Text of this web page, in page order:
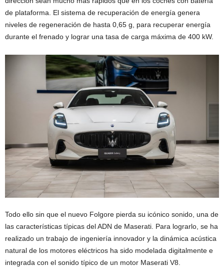
de plataforma. El sistema de recuperación de energía genera
niveles de regeneración de hasta 0,65 g, para recuperar energía
durante el frenado y lograr una tasa de carga máxima de 400 kW.
Todo ello sin que el nuevo Folgore pierda su icónico sonido, una de
las características típicas del ADN de Maserati. Para lograrlo, se ha
realizado un trabajo de ingeniería innovador y la dinámica acústica
natural de los motores eléctricos ha sido modelada digitalmente e
integrada con el sonido típico de un motor Maserati V8.